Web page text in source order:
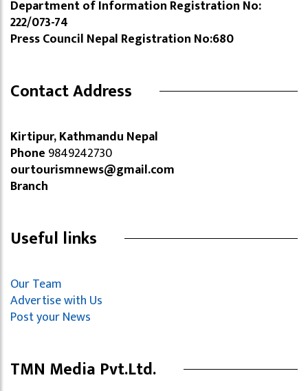
Department of Information Registration No:
222/073-74
Press Council Nepal Registration No:680
Contact Address
Kirtipur, Kathmandu Nepal
Phone 9849242730
ourtourismnews@gmail.com
Branch
Useful links
Our Team
Advertise with Us
Post your News
TMN Media Pvt.Ltd.